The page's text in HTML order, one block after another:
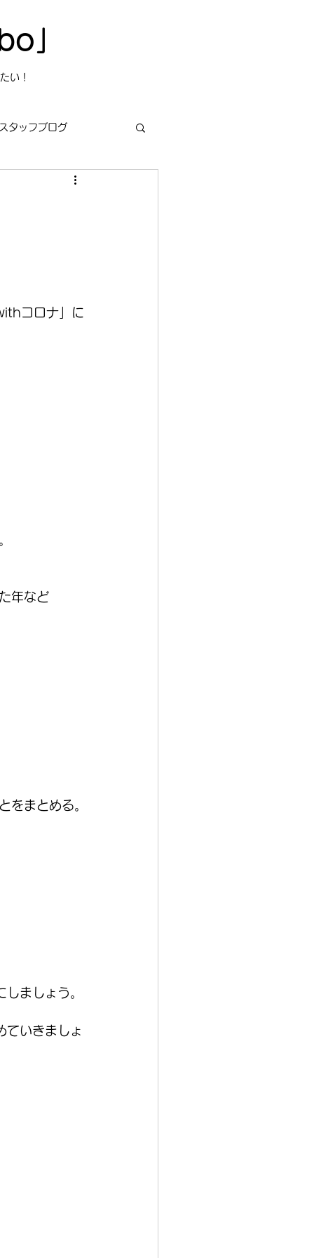
」
い！
スタッフブログ
コロナ」に
年など
まとめる。
ましょう。
ていきましょ